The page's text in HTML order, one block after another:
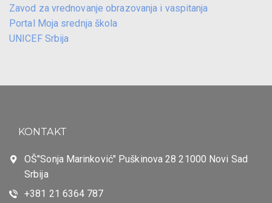
Zavod za vrednovanje obrazovanja i vaspitanja
Portal Moja srednja škola
UNICEF Srbija
KONTAKT
OŠ"Sonja Marinković" Puškinova 28 21000 Novi Sad
Srbija
+381 21 6364 787